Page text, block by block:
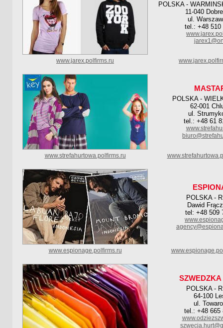
POLSKA -
11-040
ul.
tel.: +48 510
www.jarex.polfirms.ru
POLSKA -
62-001
ul.
tel.: +48 61
www.strefahurtowa.polfirms.ru
POLSKA -
Dawid
tel: +48 509
www.espionage.polfirms.ru
SZWEDZKA
POLSKA -
64-100
ul.
tel.: +48 665